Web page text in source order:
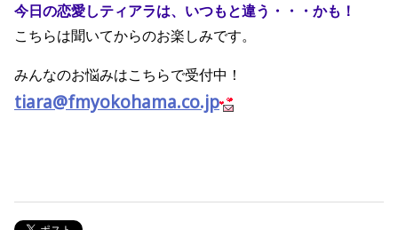
今日の恋愛しティアラは、いつもと違う・・・かも！
こちらは聞いてからのお楽しみです。
みんなのお悩みはこちらで受付中！
tiara@fmyokohama.co.jp